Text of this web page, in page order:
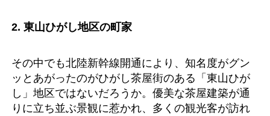
2. 東山ひがし地区の町家
その中でも北陸新幹線開通により、知名度がグン
ッとあがったのがひがし茶屋街のある「東山ひが
し」地区ではないだろうか。優美な茶屋建築が通
りに立ち並ぶ景観に惹かれ、多くの観光客が訪れ